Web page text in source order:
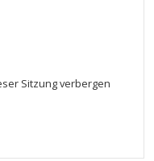
Sitzung verbergen